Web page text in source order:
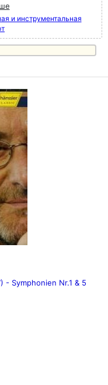
и инструментальная
- Symphonien Nr.1 & 5